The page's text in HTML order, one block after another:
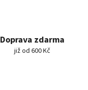
Doprava zdarma
již od 600 Kč